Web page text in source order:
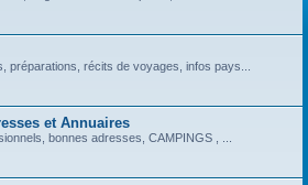
préparations, récits de voyages, infos pays...
et Annuaires
bonnes adresses, CAMPINGS , ...